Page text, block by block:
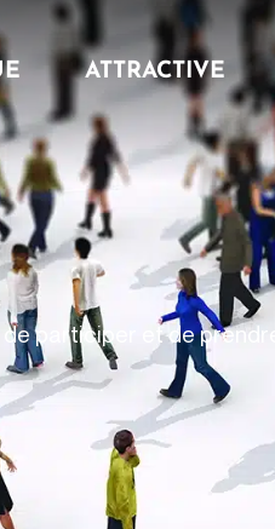
ATTRACTIVE
participer et de